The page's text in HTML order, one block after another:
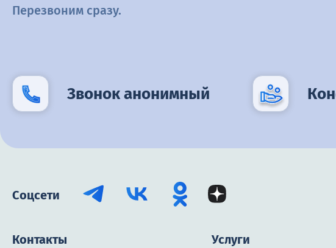
Перезвоним сразу.
Звонок анонимный
Соцсети
Контакты Услуги